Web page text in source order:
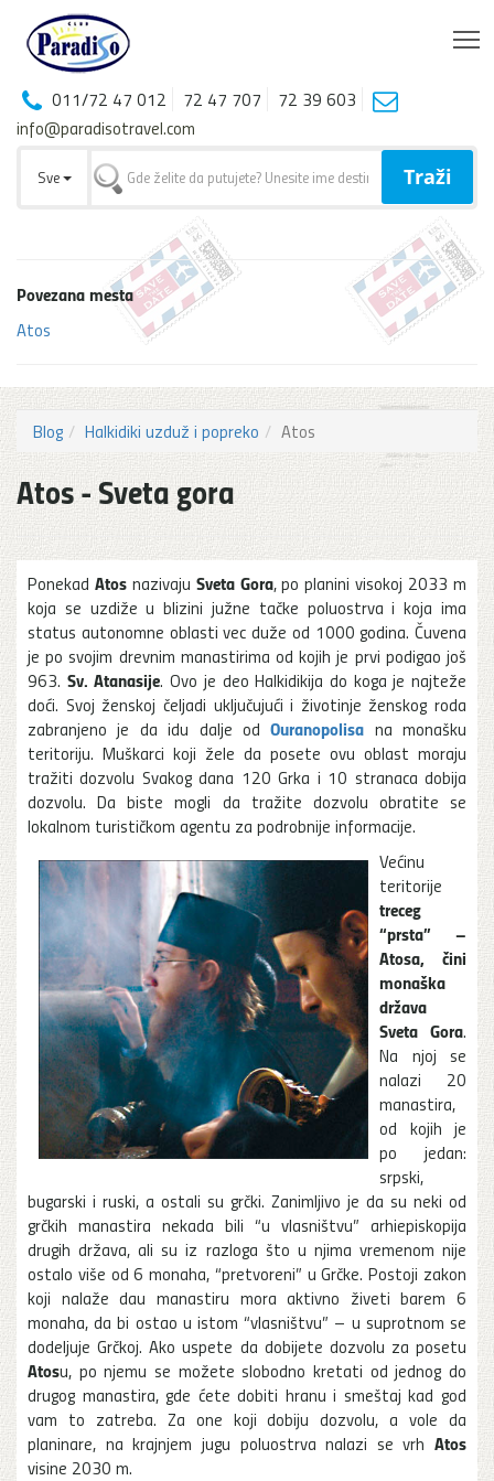
011/72 47 012 72 47 707
72 39 603
info@paradisotravel.com
Sve Traži
Povezana mesta
Atos
Blog Halkidiki uzduž i popreko Atos
Atos - Sveta gora
Ponekad Atosnazivaju Sveta Gora, po planini visokoj 2033 m
koja se uzdiže u blizini južne tačke poluostrva i koja ima
status autonomne oblasti vec duže od 1000 godina. Čuvena
je po svojim drevnim manastirima od kojih je prvi podigao još
963. Sv. Atanasije. Ovo je deo Halkidikija do koga je najteže
doći. Svoj ženskoj čeljadi uključujući i životinje ženskog roda
zabranjeno je da idu dalje odOuranopolisa na monašku
teritoriju. Muškarci koji žele da posete ovu oblast moraju
tražiti dozvolu Svakog dana 120 Grka i 10 stranaca dobija
dozvolu. Da biste mogli da tražite dozvolu obratite se
lokalnom turističkom agentu za podrobnije informacije.
Većinu
teritorije
treceg
“prsta” –
Atosa, čini
monaška
država
Sveta Gora.
Na njoj se
nalazi 20
manastira,
od kojih je
po jedan:
srpski,
bugarski i ruski, a ostali su grčki. Zanimljivo je da su neki od
grčkih manastira nekada bili “u vlasništvu” arhiepiskopija
drugih država, ali su iz razloga što u njima vremenom nije
ostalo više od 6 monaha, “pretvoreni” u Grčke. Postoji zakon
koji nalaže dau manastiru mora aktivno živeti barem 6
monaha, da bi ostao u istom “vlasništvu” – u suprotnom se
dodeljuje Grčkoj. Ako uspete da dobijete dozvolu za posetu
Atosu, po njemu se možete slobodno kretati od jednog do
drugog manastira, gde ćete dobiti hranu i smeštaj kad god
vam to zatreba. Za one koji dobiju dozvolu, a vole da
planinare, na krajnjem jugu poluostrva nalazi se vrh Atos
visine 2030 m.